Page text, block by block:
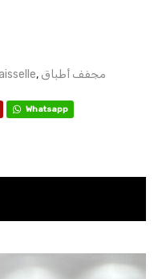
, مجفف أطباق
Whatsapp